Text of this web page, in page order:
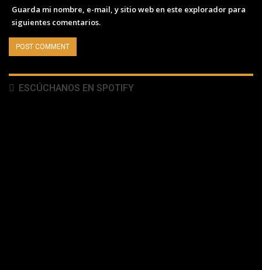
Guarda mi nombre, e-mail, y sitio web en este explorador para
siguientes comentarios.
ESCÚCHANOS EN SPOTIFY